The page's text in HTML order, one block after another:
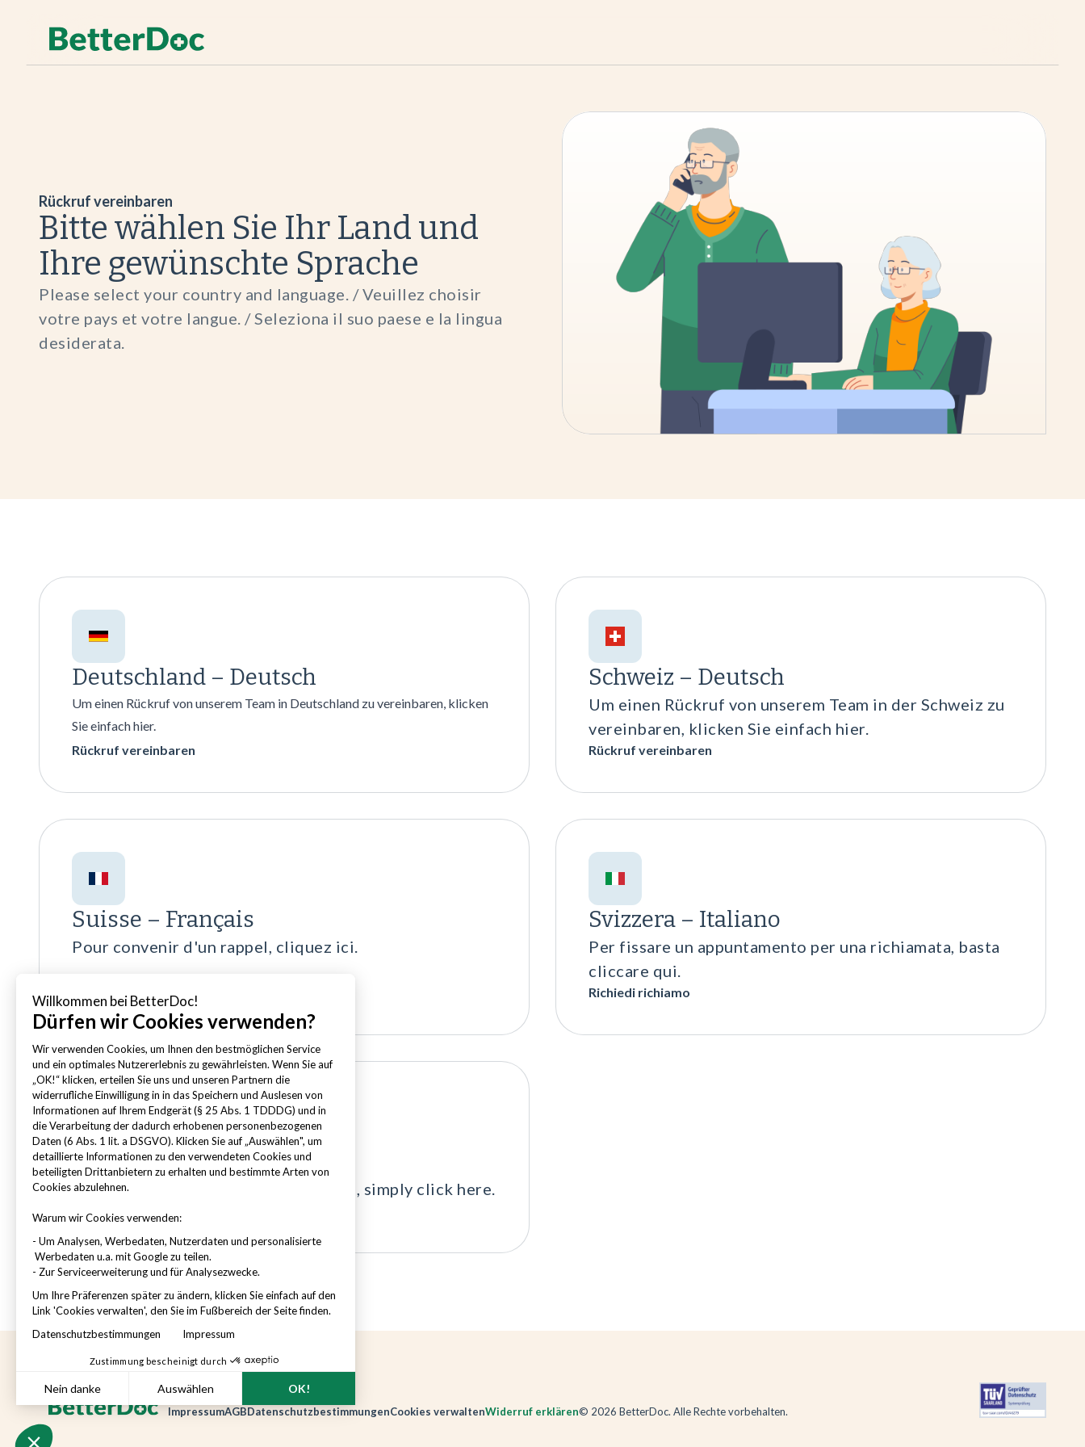
Willkommen bei BetterDoc!
Dürfen wir Cookies verwenden?
Wir verwenden Cookies, um Ihnen den bestmöglichen Service
und ein optimales Nutzererlebnis zu gewährleisten. Wenn Sie auf
„OK!“ klicken, erteilen Sie uns und unseren Partnern die
widerrufliche Einwilligung in in das Speichern und Auslesen von
Informationen auf Ihrem Endgerät (§ 25 Abs. 1 TDDDG) und in
die Verarbeitung der dadurch erhobenen personenbezogenen
Daten (6 Abs. 1 lit. a DSGVO). Klicken Sie auf „Auswählen", um
detaillierte Informationen zu den verwendeten Cookies und
beteiligten Drittanbietern zu erhalten und bestimmte Arten von
Cookies abzulehnen.
Warum wir Cookies verwenden:
- Um Analysen, Werbedaten, Nutzerdaten und personalisierte
Werbedaten u.a. mit Google zu teilen.
- Zur Serviceerweiterung und für Analysezwecke.
Um Ihre Präferenzen später zu ändern, klicken Sie einfach auf den
Link 'Cookies verwalten', den Sie im Fußbereich der Seite finden.
Datenschutzbestimmungen
Impressum
Zustimmung bescheinigt durch
Nein danke Auswählen
OK!
Axeptio consent
Einwilligungsmanagementplattform: Passen Sie Ihre Optionen an
Unsere Plattform ermöglicht es Ihnen, Ihre Datenschutzeinstellungen individuell zu gestalten und zu verwalten, um die Einhaltung der Vorschriften zu gewährleisten. Passen Sie Ihre
Rückruf vereinbaren
Bitte wählen Sie Ihr Land und
Ihre gewünschte Sprache
Please select your country and language. / Veuillez choisir
votre pays et votre langue. / Seleziona il suo paese e la lingua
desiderata.
Deutschland – Deutsch
Um einen Rückruf von unserem Team in Deutschland zu vereinbaren, klicken
Sie einfach hier.
Rückruf vereinbaren
Schweiz – Deutsch
Um einen Rückruf von unserem Team in der Schweiz zu
vereinbaren, klicken Sie einfach hier.
Rückruf vereinbaren
Suisse – Français
Pour convenir d'un rappel, cliquez ici.
Planifier un rappel
Svizzera – Italiano
Per fissare un appuntamento per una richiamata, basta
cliccare qui.
Richiedi richiamo
Switzerland – English
To schedule a callback in Switzerland, simply click here.
Schedule a callback
ImpressumAGBDatenschutzbestimmungenCookies verwaltenWiderruf erklären© 2026 BetterDoc. Alle Rechte vorbehalten.